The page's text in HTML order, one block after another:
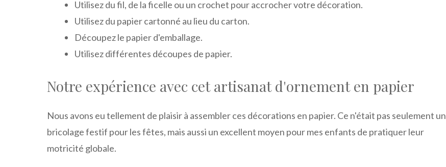
Utilisez du fil, de la ficelle ou un crochet pour accrocher votre décoration.
Utilisez du papier cartonné au lieu du carton.
Découpez le papier d'emballage.
Utilisez différentes découpes de papier.
Notre expérience avec cet artisanat d'ornement en papier
Nous avons eu tellement de plaisir à assembler ces décorations en papier. Ce n'était pas seulement un
bricolage festif pour les fêtes, mais aussi un excellent moyen pour mes enfants de pratiquer leur
motricité globale.